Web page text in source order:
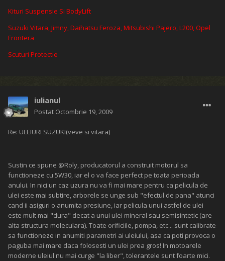
Kituri Suspensie Si BodyLift
Suzuki Vitara, Jimny, Daihatsu Feroza, Mitsubishi Pajero, L200, Opel
Frontera
Scuturi Protectie
iulianul
Postat Octombrie 19, 2009
Re: ULEIURI SUZUKI(veve si vitara)
Sustin ce spune @Roly, producatorul a construit motorul sa
functioneze cu 5W30, iar el o va face perfect pe toata perioada
anului. In nici un caz uzura nu va fi mai mare pentru ca pelicula de
ulei este mai subtire, arborele se unge sub "efectul de pana" atunci
cand ii asiguri o anumita presiune, iar pelicula unui astfel de ulei
este mult mai "dura" decat a unui ulei mineral sau semisintetic (are
alta structura moleculara). Toate orificiile, pompa, etc... sunt calibrate
sa functioneze in anumiti parametri ai uleiului, asa ca poti provoca o
paguba mai mare daca folosesti un ulei prea gros! In motoarele
moderne uleiul nu mai curge "la liber", tolerantele sunt foarte mici.